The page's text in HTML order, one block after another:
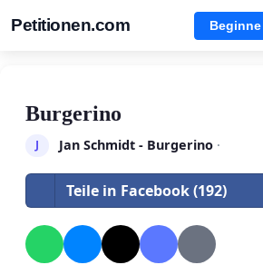
Petitionen.com
Burgerino
J Jan Schmidt - Burgerino·
Teile in Facebook (192)